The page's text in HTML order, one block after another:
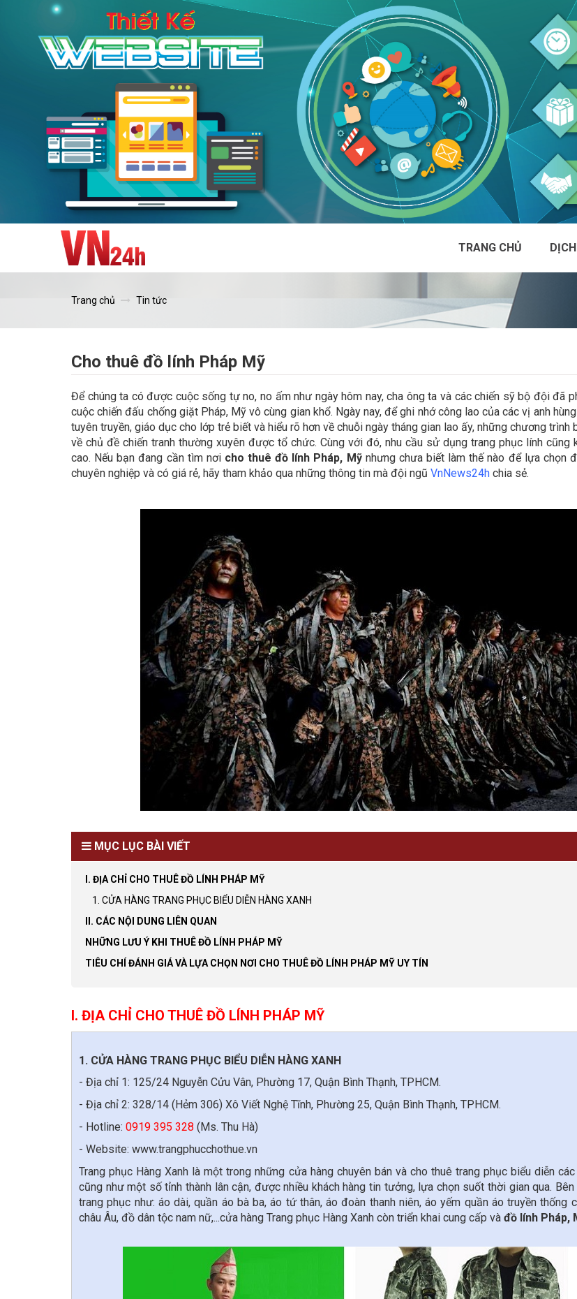
TRANG CHỦ
Trang chủ Tin tức
Cho thuê đồ lính Pháp Mỹ
Để chúng ta có được cuộc sống tự no, no ấm như ngày hôm nay, cha ông ta và các chiến sỹ bộ đội đã
cuộc chiến đấu chống giặt Pháp, Mỹ vô cùng gian khổ. Ngày nay, để ghi nhớ công lao của các vị anh
tuyên truyền, giáo dục cho lớp trẻ biết và hiểu rõ hơn về chuỗi ngày tháng gian lao ấy, những chương trình
về chủ đề chiến tranh thường xuyên được tổ chức. Cùng với đó, nhu cầu sử dụng trang phục lính cũng
cao. Nếu bạn đang cần tìm nơi cho thuê đồ lính Pháp, Mỹ nhưng chưa biết làm thế nào để lựa chọn
chuyên nghiệp và có giá rẻ, hãy tham khảo qua những thông tin mà đội ngũ VnNews24h chia sẻ.
MỤC LỤC BÀI VIẾT
I. ĐỊA CHỈ CHO THUÊ ĐỒ LÍNH PHÁP MỸ
1. CỬA HÀNG TRANG PHỤC BIỂU DIỄN HÀNG XANH
II. CÁC NỘI DUNG LIÊN QUAN
NHỮNG LƯU Ý KHI THUÊ ĐỒ LÍNH PHÁP MỸ
TIÊU CHÍ ĐÁNH GIÁ VÀ LỰA CHỌN NƠI CHO THUÊ ĐỒ LÍNH PHÁP MỸ UY TÍN
I. ĐỊA CHỈ CHO THUÊ ĐỒ LÍNH PHÁP MỸ
1. CỬA HÀNG TRANG PHỤC BIỂU DIỄN HÀNG XANH
- Địa chỉ 1: 125/24 Nguyễn Cửu Vân, Phường 17, Quận Bình Thạnh, TPHCM.
- Địa chỉ 2: 328/14 (Hẻm 306) Xô Viết Nghệ Tĩnh, Phường 25, Quận Bình Thạnh, TPHCM.
- Hotline: 0919 395 328 (Ms. Thu Hà)
- Website: www.trangphucchothue.vn
Trang phục Hàng Xanh là một trong những cửa hàng chuyên bán và cho thuê trang phục biểu diễn
cũng như một số tỉnh thành lân cận, được nhiều khách hàng tin tưởng, lựa chọn suốt thời gian qua.
trang phục như: áo dài, quần áo bà ba, áo tứ thân, áo đoàn thanh niên, áo yếm quần áo truyền thống
châu Âu, đồ dân tộc nam nữ,...cửa hàng Trang phục Hàng Xanh còn triển khai cung cấp và đồ lính Pháp,